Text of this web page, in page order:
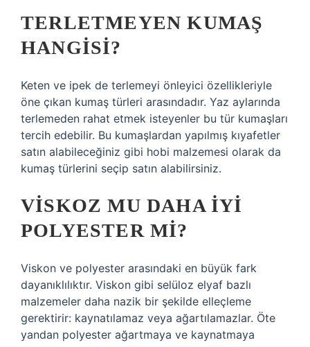
TERLETMEYEN KUMAŞ
HANGISI?
Keten ve ipek de terlemeyi önleyici özellikleriyle
öne çıkan kumaş türleri arasındadır. Yaz aylarında
terlemeden rahat etmek isteyenler bu tür kumaşları
tercih edebilir. Bu kumaşlardan yapılmış kıyafetler
satın alabileceğiniz gibi hobi malzemesi olarak da
kumaş türlerini seçip satın alabilirsiniz.
VISKOZ MU DAHA IYI
POLYESTER MI?
Viskon ve polyester arasındaki en büyük fark
dayanıklılıktır. Viskon gibi selüloz elyaf bazlı
malzemeler daha nazik bir şekilde elleçleme
gerektirir: kaynatılamaz veya ağartılamazlar. Öte
yandan polyester ağartmaya ve kaynatmaya